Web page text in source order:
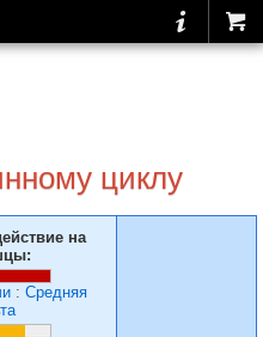
циклу
на
: Средняя